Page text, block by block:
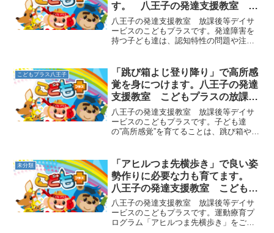
す。 八王子の発達支援教室 こ
どもプラスの放課後等デイサービ
ス
八王子の発達支援教室 放課後等デイサ
ービスのこどもプラスです。発達障害を
持つ子ども達は、認知特性の問題や注
野があり、その差も大きくなる傾向があ
ります。そのため、個々の特...
こどもプラス八王子
「跳び箱よじ登り降り」で高所感
覚を身につけます。八王子の発達
支援教室 こどもプラスの放課後
等デイサービス
八王子の発達支援教室 放課後等デイサ
ービスのこどもプラスです。子ども達
の”高所感覚”を育てることは、跳び箱や鉄
しまわないように、初めは低めの高さか
ら慣れていきます。まず...
未分類
「アヒルつま先横歩き」で良い姿
勢作りに必要な力も育てます。
八王子の発達支援教室 こどもプ
ラスの放課後等デイサービス
八王子の発達支援教室 放課後等デイサ
ービスのこどもプラスです。運動療育プ
ログラム「アヒルつま先横歩き」をご紹